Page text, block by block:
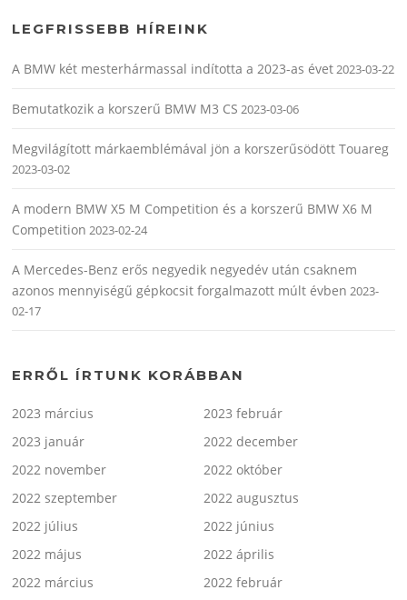
LEGFRISSEBB HÍREINK
A BMW két mesterhármassal indította a 2023-as évet 2023-03-22
Bemutatkozik a korszerű BMW M3 CS 2023-03-06
Megvilágított márkaemblémával jön a korszerűsödött Touareg
2023-03-02
A modern BMW X5 M Competition és a korszerű BMW X6 M
Competition 2023-02-24
A Mercedes-Benz erős negyedik negyedév után csaknem
azonos mennyiségű gépkocsit forgalmazott múlt évben 2023-
02-17
ERRŐL ÍRTUNK KORÁBBAN
2023 március
2023 február
2023 január
2022 december
2022 november
2022 október
2022 szeptember
2022 augusztus
2022 július
2022 június
2022 május
2022 április
2022 március
2022 február